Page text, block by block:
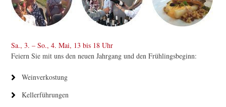
Sa., 3. – So., 4. Mai, 13 bis 18 Uhr
Feiern Sie mit uns den neuen Jahrgang und den Frühlingsbeginn:
Weinverkostung
Kellerführungen